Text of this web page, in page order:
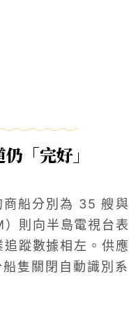
「完好」
船分別為 35 艘與
則向半島電視台表
蹤數據相左。供應
隻關閉自動識別系